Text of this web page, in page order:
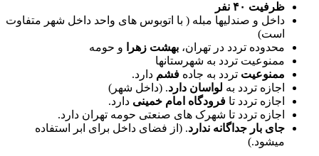
ظرفیت ۴۰ نفر
داخل و صندلیها مبله ( با اتوبوس های واحد داخل شهر متفاوت
است)
محدوده تردد در تهران، بهشت زهرا
و حومه
ممنوعیت تردد به شهرستانها
ممنوعیت تردد به جاده فشم دارد.
اجازه تردد به لواسان دارد. (داخل شهر)
اجازه تردد تا فرودگاه امام خمینی دارد.
اجازه تردد تا شهرک های صنعتی حومه تهران دارد.
جای بار جداگانه ندارد. (از فضای داخل برای ابر استفاده
میشود.)